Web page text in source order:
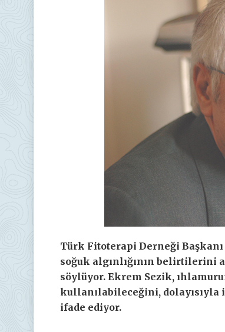
Türk Fitoterapi Derneği
soğuk algınlığının belirtilerini
söylüyor. Ekrem Sezik,
kullanılabileceğini,
ifade ediyor.